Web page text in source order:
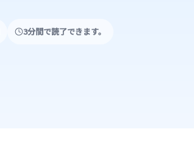
3分間で読了できます。